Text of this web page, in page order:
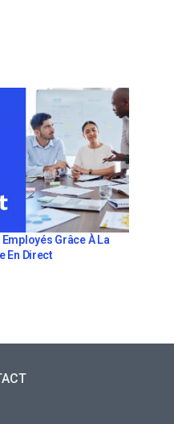
Grâce À La
En Direct